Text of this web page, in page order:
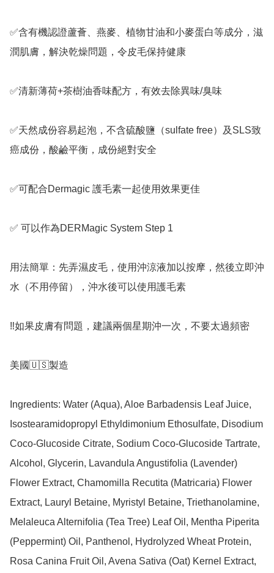
✅含有機認證蘆薈、燕麥、植物甘油和小麥蛋白等成分，滋
潤肌膚，解決乾燥問題，令皮毛保持健康
✅清新薄荷+茶樹油香味配方，有效去除異味/臭味
✅天然成份容易起泡，不含硫酸鹽（sulfate free）及SLS致
癌成份，酸鹼平衡，成份絕對安全
✅可配合Dermagic 護毛素一起使用效果更佳
✅ 可以作為DERMagic System Step 1
用法簡單：先弄濕皮毛，使用沖涼液加以按摩，然後立即沖
水（不用停留），沖水後可以使用護毛素
‼️如果皮膚有問題，建議兩個星期沖一次，不要太過頻密
美國🇺🇸製造
Ingredients: Water (Aqua), Aloe Barbadensis Leaf Juice,
Isostearamidopropyl Ethyldimonium Ethosulfate, Disodium
Coco-Glucoside Citrate, Sodium Coco-Glucoside Tartrate,
Alcohol, Glycerin, Lavandula Angustifolia (Lavender)
Flower Extract, Chamomilla Recutita (Matricaria) Flower
Extract, Lauryl Betaine, Myristyl Betaine, Triethanolamine,
Melaleuca Alternifolia (Tea Tree) Leaf Oil, Mentha Piperita
(Peppermint) Oil, Panthenol, Hydrolyzed Wheat Protein,
Rosa Canina Fruit Oil, Avena Sativa (Oat) Kernel Extract,